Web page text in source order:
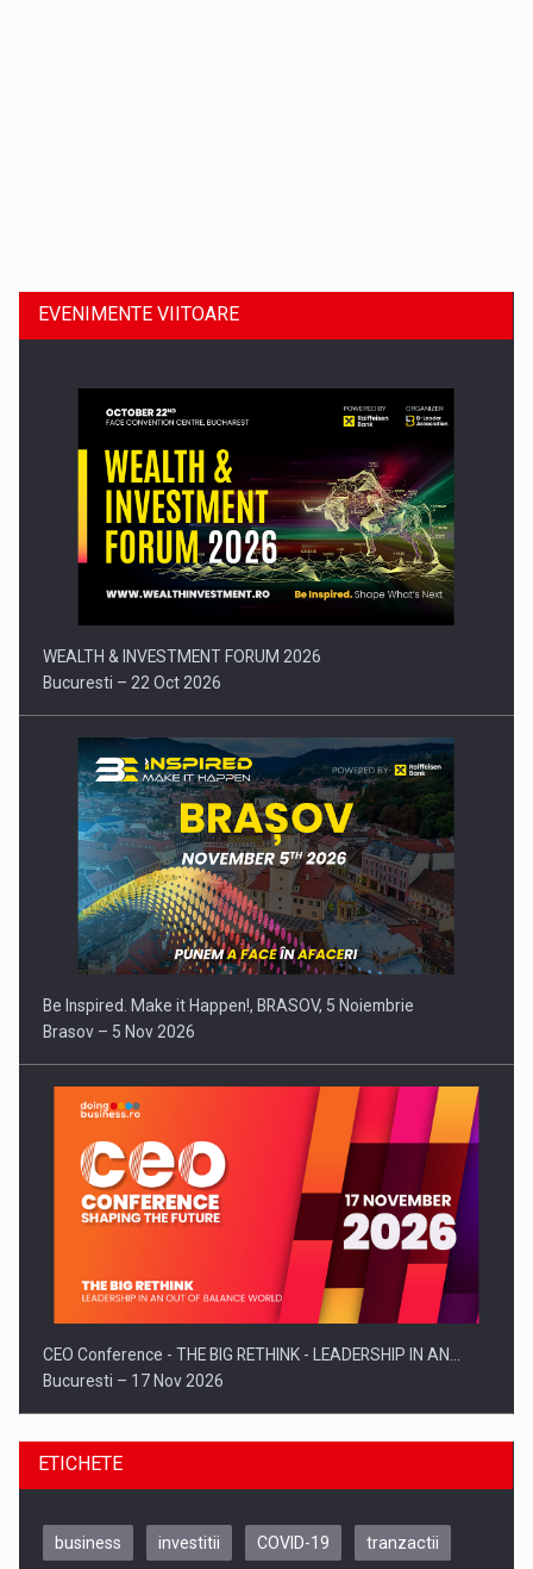
Comunicat de presa: Joburile part-time reincep sa intre pe…
EVENIMENTE VIITOARE
WEALTH & INVESTMENT FORUM 2026
Bucuresti – 22 Oct 2026
Be Inspired. Make it Happen!, BRASOV, 5 Noiembrie
Brasov – 5 Nov 2026
CEO Conference - THE BIG RETHINK - LEADERSHIP IN AN…
Bucuresti – 17 Nov 2026
ETICHETE
business investitii COVID-19 tranzactii